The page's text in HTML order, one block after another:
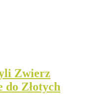
Zwierz
do Złotych